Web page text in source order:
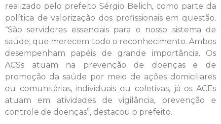
realizado pelo prefeito Sérgio Belich, como parte da
política de valorização dos profissionais em questão.
“São servidores essenciais para o nosso sistema de
saúde, que merecem todo o reconhecimento. Ambos
desempenham papéis de grande importância. Os
ACSs atuam na prevenção de doenças e de
promoção da saúde por meio de ações domiciliares
ou comunitárias, individuais ou coletivas, já os ACEs
atuam em atividades de vigilância, prevenção e
controle de doenças”, destacou o prefeito.